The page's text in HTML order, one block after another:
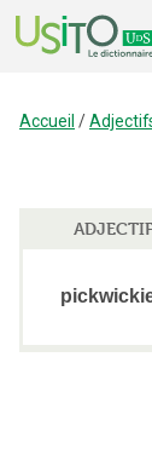
Accueil /
ADJECTIF